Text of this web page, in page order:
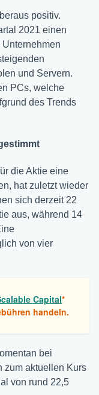
positiv.
2021 einen
und Servern.
PCs, welche
des Trends
die Aktie eine
hat zuletzt wieder
sich derzeit 22
aus, während 14
von vier
Capital*
handeln.
bei
zum aktuellen Kurs
von rund 22,5